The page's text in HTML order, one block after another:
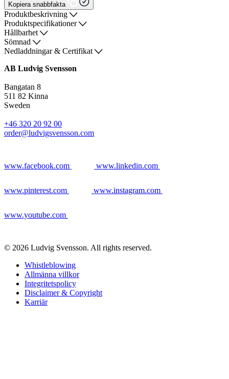
Kopiera snabbfakta
Produktbeskrivning
Produktspecifikationer
Hållbarhet
Sömnad
Nedladdningar & Certifikat
AB Ludvig Svensson
Bangatan 8
511 82 Kinna
Sweden
+46 320 20 92 00
order@ludvigsvensson.com
www.facebook.com www.linkedin.com
www.pinterest.com www.instagram.com
www.youtube.com
© 2026 Ludvig Svensson. All rights reserved.
Whistleblowing
Allmänna villkor
Integritetspolicy
Disclaimer & Copyright
Karriär